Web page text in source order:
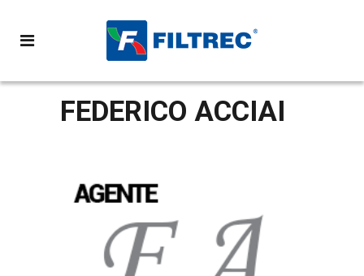
FEDERICO ACCIAI